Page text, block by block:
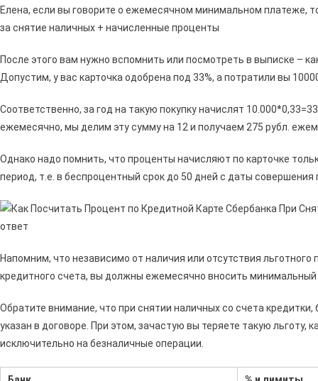
Елена, если вы говорите о ежемесячном минимальном платеже,
за снятие наличных + начисленные проценты
После этого вам нужно вспомнить или посмотреть в выписке –
Допустим, у вас карточка одобрена под 33%, а потратили вы
Соответственно, за год на такую покупку начислят
ежемесячно, мы делим эту сумму на 12 и получаем 275 рубл.
Однако надо помнить, что проценты начисляют по карточке
период, т.е. в беспроцентный срок до 50 дней с даты совершения
Напомним, что независимо от наличия или отсутствия
кредитного счета, вы должны ежемесячно вносить минимальный
Обратите внимание, что при снятии наличных со счета
указан в договоре. При этом, зачастую вы теряете такую льготу,
исключительно на безналичные операции.